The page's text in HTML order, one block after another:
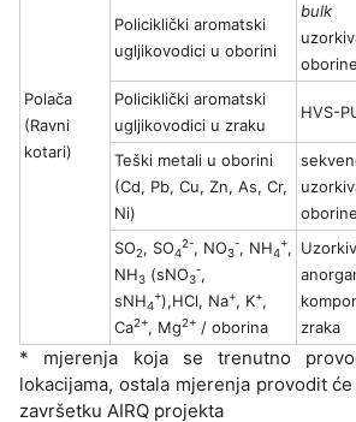
Polača
(Ravni
kotari)
Policiklički aromatski
ugljikovodici u oborini
bulk
oborine
Policiklički aromatski
ugljikovodici u zraku
HVS-
Teški metali u oborini
(Cd, Pb, Cu, Zn, As, Cr,
Ni)
oborine
SO2, SO4
2-, NO3
-, NH4
+,
NH3 (sNO3
-,
sNH4
+),HCl, Na+, K+,
Ca2+, Mg2+ / oborina
zraka
* mjerenja koja se trenutno
lokacijama, ostala mjerenja provodit
završetku AIRQ projekta